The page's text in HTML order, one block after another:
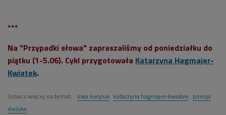
***
Na "Przypadki słowa" zapraszaliśmy od poniedziałku do
piątku (1-5.06). Cykl przygotowała Katarzyna Hagmajer-
Kwiatek.
Zobacz więcej na temat: ewa kuryluk katarzyna hagmajer-kwiatek poezja
dwójka